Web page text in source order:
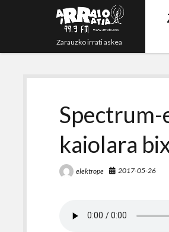
Zarauzko irrati askea
kaiolara
elektrope 2017-05-26